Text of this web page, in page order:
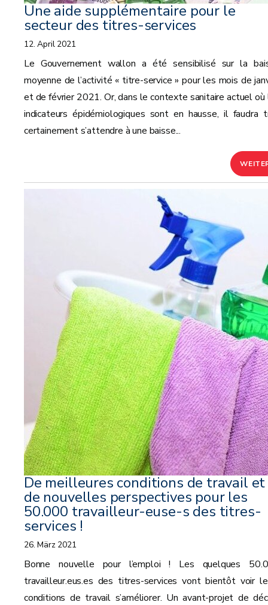
Une aide supplémentaire pour le
secteur des titres-services
12. April 2021
Le Gouvernement wallon a été sensibilisé sur la
moyenne de l’activité « titre-service » pour les mois de
et de février 2021. Or, dans le contexte sanitaire actuel où
indicateurs épidémiologiques sont en hausse, il faudra
certainement s’attendre à une baisse...
De meilleures conditions de travail et
de nouvelles perspectives pour les
50.000 travailleur-euse-s des titres-
services !
26. März 2021
Bonne nouvelle pour l’emploi ! Les quelques
travailleur.eus.es des titres-services vont bientôt voir
conditions de travail s’améliorer. Un avant-projet de